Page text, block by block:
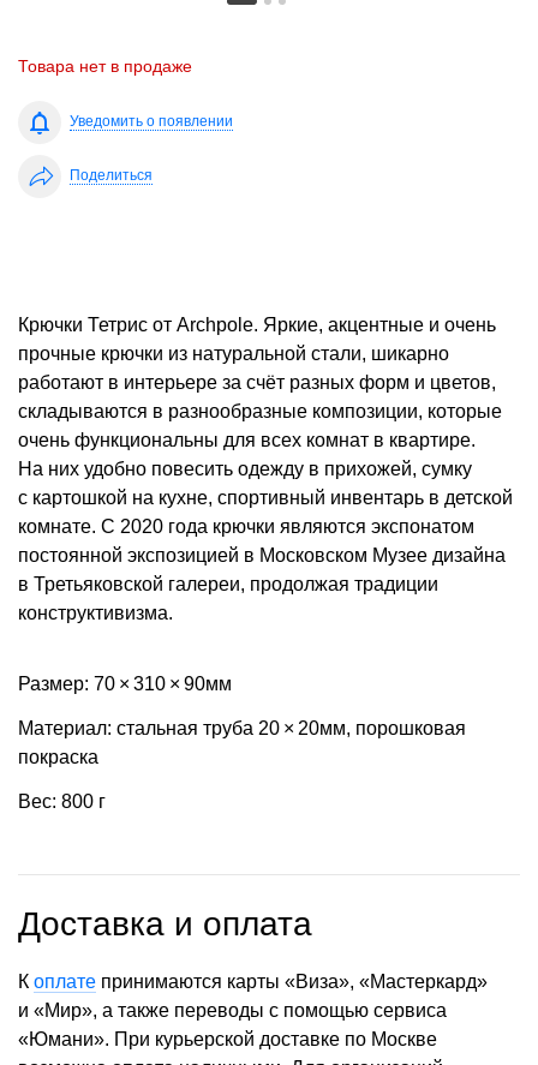
Товара нет в продаже
Уведомить о появлении
Поделиться
Крючки Тетрис от Archpole. Яркие, акцентные и очень
прочные крючки из натуральной стали, шикарно
работают в интерьере за счёт разных форм и цветов,
складываются в разнообразные композиции, которые
очень функциональны для всех комнат в квартире.
На них удобно повесить одежду в прихожей, сумку
с картошкой на кухне, спортивный инвентарь в детской
комнате. С 2020 года крючки являются экспонатом
постоянной экспозицией в Московском Музее дизайна
в Третьяковской галереи, продолжая традиции
конструктивизма.
Размер: 70 × 310 × 90мм
Материал: стальная труба 20 × 20мм, порошковая
покраска
Вес: 800 г
Доставка и оплата
К оплате принимаются карты «Виза», «Мастеркард»
и «Мир», а также переводы с помощью сервиса
«Юмани». При курьерской доставке по Москве